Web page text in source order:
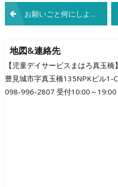
投
稿
ナ
ビ
ゲ
お願いごと何にしようかなφ(*￣0￣)
地図&連絡先
【児童デイサービスまはろ真玉橋】
豊見城市字真玉橋135NPKビル1-C
098-996-2807 受付10:00～19:00